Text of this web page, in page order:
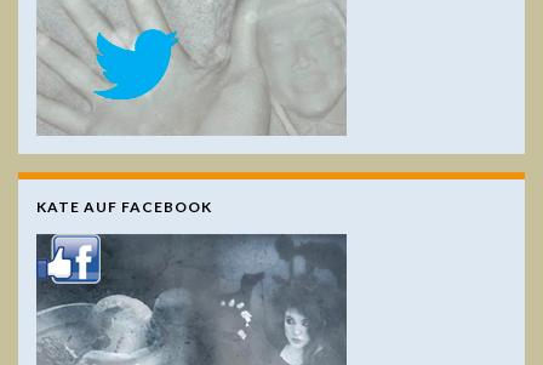
KATE AUF FACEBOOK